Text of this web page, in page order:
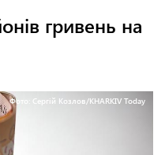
гривень на
Фото: Сергій Козлов/KHARKIV Today